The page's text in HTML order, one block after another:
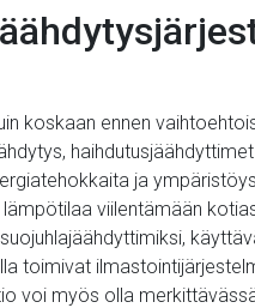
koskaan ennen
ja
viilentämään
toimivat
voi myös olla